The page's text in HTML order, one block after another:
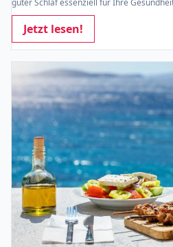
Jetzt lesen!